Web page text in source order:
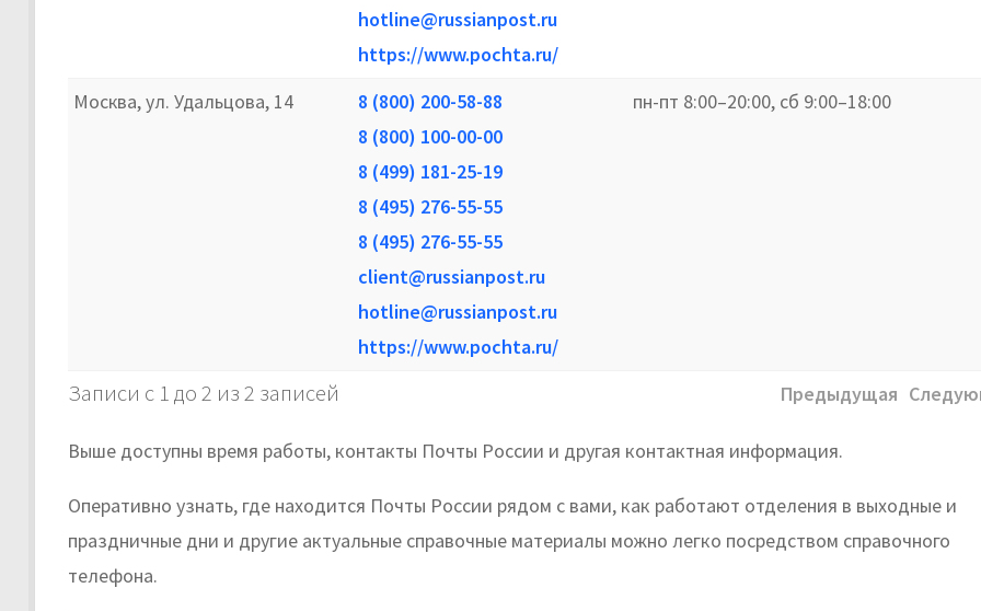
hotline@russianpost.ru
https://www.pochta.ru/
Москва, ул. Удальцова, 14
8 (800) 200-58-88
8 (800) 100-00-00
8 (499) 181-25-19
8 (495) 276-55-55
8 (495) 276-55-55
client@russianpost.ru
hotline@russianpost.ru
https://www.pochta.ru/
пн-пт 8:00–20:00, сб 9:00–18:00
Записи с 1 до 2 из 2 записей Предыдущая
Выше доступны время работы, контакты Почты России и другая контактная информация.
Оперативно узнать, где находится Почты России рядом с вами, как работают отделения в выходные и
праздничные дни и другие актуальные справочные материалы можно легко посредством справочного
телефона.